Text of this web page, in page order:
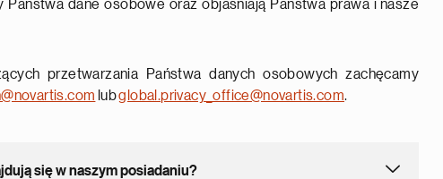
dane osobowe oraz objaśniają Państwa prawa i nasze
przetwarzania Państwa danych osobowych zachęcamy
lubglobal.privacy_office@novartis.com.
się w naszym posiadaniu?